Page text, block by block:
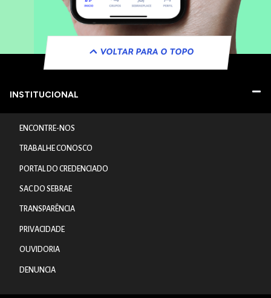
VOLTAR PARA O TOPO
INSTITUCIONAL
ENCONTRE-NOS
TRABALHE CONOSCO
PORTAL DO CREDENCIADO
SAC DO SEBRAE
TRANSPARÊNCIA
PRIVACIDADE
OUVIDORIA
DENUNCIA